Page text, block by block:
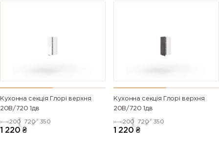
Кухонна секція Глорі верхня
20В/720 1дв
200 720 350
1 220 ₴
Кухонна секція Глорі верхня
20В/720 1дв
200 720 350
1 220 ₴